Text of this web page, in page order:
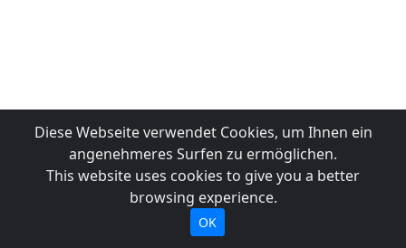
Diese Webseite verwendet Cookies, um Ihnen ein
angenehmeres Surfen zu ermöglichen.
This website uses cookies to give you a better
browsing experience.
OK